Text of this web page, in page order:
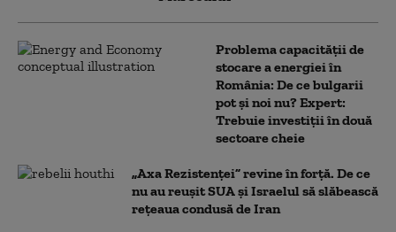
Problema capacității de
stocare a energiei în
România: De ce bulgarii
pot și noi nu? Expert:
Trebuie investiții în două
sectoare cheie
„Axa Rezistenței” revine în forță. De ce
nu au reușit SUA și Israelul să slăbească
rețeaua condusă de Iran